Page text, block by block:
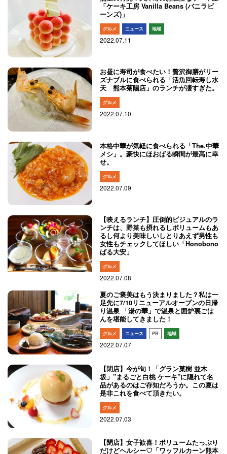
「ケーキ工房 Vanilla Beans (バニラビ
ーンズ)」
グルメ ニュース 地域
2022.07.11
お昼に寿司が食べたい！贅沢御膳がリー
ズナブルに食べられる「​活魚回転寿し水
天 熊本菊陽店」のランチが凄すぎた。
グルメ
2022.07.10
本格中華が気軽に食べられる「The.中華
メシ」。豪快にほおばる瞬間が最高に幸
せ。
グルメ
2022.07.09
【映えるランチ】圧倒的ビジュアルのラ
ンチは、野菜も摂れるしボリュームもあ
るし何より美味しいしとりあえず男性も
女性もチェックしてほしい「Honobono
ばる大安」
グルメ
2022.07.08
夏のご褒美はもう決まりました？私は一
足先に7/10リニューアルオープンの日帰
り温泉 「湯の華」で温泉と囲炉裏ごは
んを堪能してきました！
グルメ ニュース PR 地域
2022.07.07
【閉店】今が旬！「グラン菓樹 並木
坂」”まるごと白桃 ケーキ”に隠れて名
品があるのはご存知だろうか。この夏は
是非これを食べて頂きたい。
グルメ
2022.07.03
【閉店】女子歓喜！ボリュームたっぷり
だけどヘルシー♡「ワッフルカーン熊本